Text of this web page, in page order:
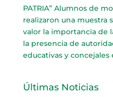
PATRIA” Alumnos de
realizaron una muestra
valor la importancia de
la presencia de
educativas y concejales
Últimas Noticias